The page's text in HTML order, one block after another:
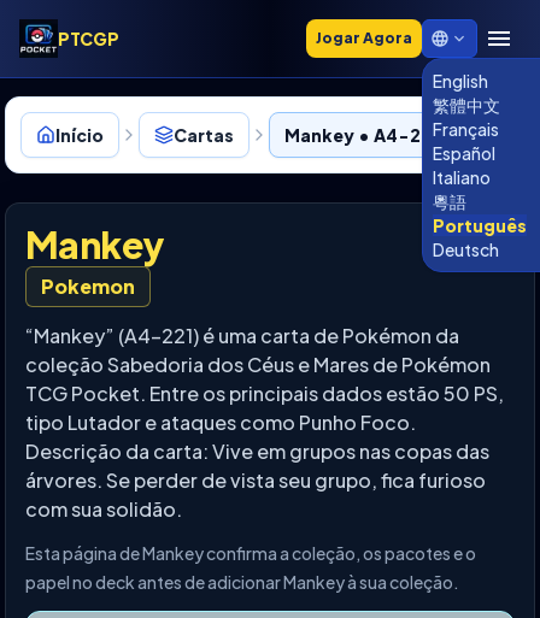
PTCGP Jogar Agora
English
繁體中文
Français
Español
Italiano
粵語
Português
Deutsch
Início Cartas Mankey • A4-221
Mankey
Pokemon
“Mankey” (A4-221) é uma carta de Pokémon da
coleção Sabedoria dos Céus e Mares de Pokémon
TCG Pocket. Entre os principais dados estão 50 PS,
tipo Lutador e ataques como Punho Foco.
Descrição da carta: Vive em grupos nas copas das
árvores. Se perder de vista seu grupo, fica furioso
com sua solidão.
Esta página de Mankey confirma a coleção, os pacotes e o
papel no deck antes de adicionar Mankey à sua coleção.